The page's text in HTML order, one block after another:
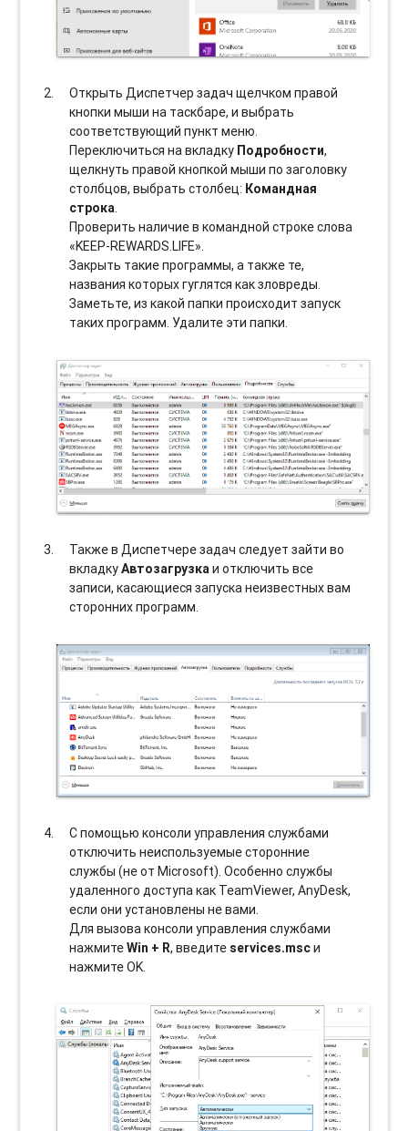
Открыть Диспетчер задач щелчком правой
кнопки мыши на таскбаре, и выбрать
соотвeтствующий пункт меню.
Переключиться на вкладку Подробности,
щелкнуть правой кнопкой мыши по заголовку
столбцов, выбрать столбец: Командная
строка.
Проверить наличие в командной строке слова
«KEEP-REWARDS.LIFE».
Закрыть такие программы, а также те,
названия которых гуглятся как зловреды.
Заметьте, из какой папки происходит запуск
таких программ. Удалите эти папки.
Также в Диспетчере задач следует зайти во
вкладкуАвтозагрузкаи отключить все
записи, касающиеся запуска неизвестных вам
сторонних программ.
С помощью консоли управления службами
отключить неиспользуемые сторонние
службы (не от Microsoft). Особенно службы
удаленного доступа как TeamViewer, AnyDesk,
если они установлены не вами.
Для вызова консоли управления службами
нажмитеWin + R, введите services.mscи
нажмите OK.